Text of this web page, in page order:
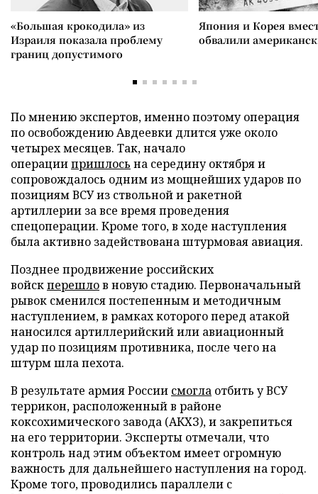
«Большая крокодила» из
Израиля показала проблему
границ допустимого
Япония и Корея
обвалили
По мнению экспертов, именно поэтому операция
по освобождению Авдеевки длится уже около
четырех месяцев. Так, начало
операциипришлось на середину октября и
сопровождалось одним из мощнейших ударов по
позициям ВСУ из ствольной и ракетной
артиллерии за все время проведения
спецоперации. Кроме того, в ходе наступления
была активно задействована штурмовая авиация.
Позднее продвижение российских
войскперешлов новую стадию. Первоначальный
рывок сменился постепенным и методичным
наступлением, в рамках которого перед атакой
наносился артиллерийский или авиационный
удар по позициям противника, после чего на
штурм шла пехота.
В результате армия России смогла отбить у ВСУ
террикон, расположенный в районе
коксохимического завода (АКХЗ), и закрепиться
на его территории. Эксперты отмечали, что
контроль над этим объектом имеет огромную
важность для дальнейшего наступления на город.
Кроме того, проводились параллели с